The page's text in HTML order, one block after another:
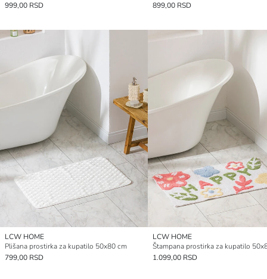
999,00 RSD
899,00 RSD
LCW HOME
Plišana prostirka za kupatilo 50x80 cm
799,00 RSD
LCW HOME
Štampana prostirka za kupatilo
1.099,00 RSD